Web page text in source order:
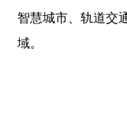
智慧城市、轨道交
域。